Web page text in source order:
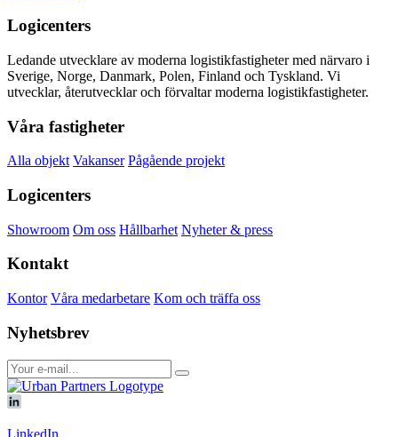
Logicenters
Ledande utvecklare av moderna logistikfastigheter med närvaro i
Sverige, Norge, Danmark, Polen, Finland och Tyskland. Vi
utvecklar, återutvecklar och förvaltar moderna logistikfastigheter.
Våra fastigheter
Alla objekt Vakanser Pågående projekt
Logicenters
Showroom Om oss Hållbarhet Nyheter & press
Kontakt
Kontor Våra medarbetare Kom och träffa oss
Nyhetsbrev
LinkedIn